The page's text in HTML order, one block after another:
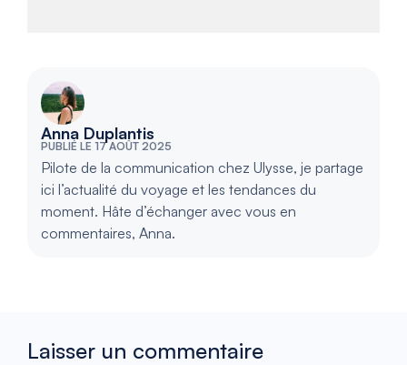
Anna Duplantis
PUBLIÉ LE 17 AOÛT 2025
Pilote de la communication chez Ulysse, je partage
ici l’actualité du voyage et les tendances du
moment. Hâte d’échanger avec vous en
commentaires, Anna.
Laisser un commentaire